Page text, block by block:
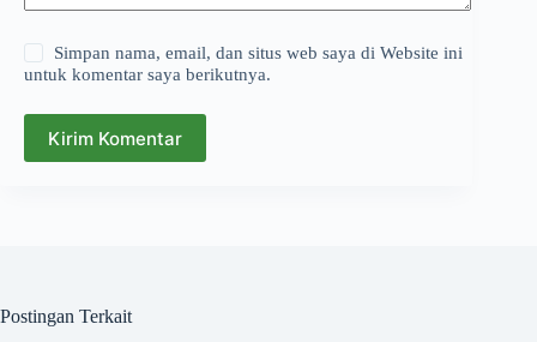
Simpan nama, email, dan situs web saya di Website ini
untuk komentar saya berikutnya.
Kirim Komentar
Postingan Terkait